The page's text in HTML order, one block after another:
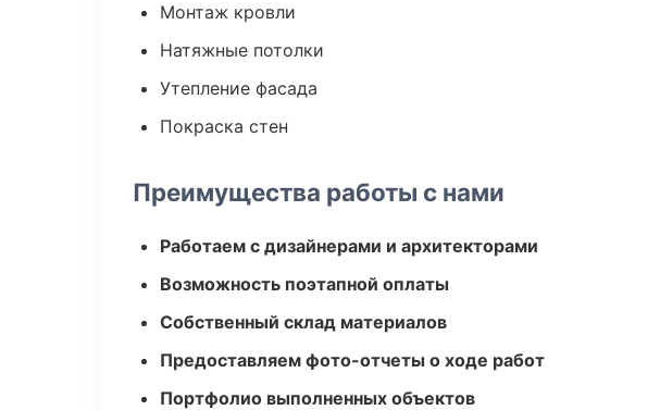
Монтаж кровли
Натяжные потолки
Утепление фасада
Покраска стен
Преимущества работы с нами
Работаем с дизайнерами и архитекторами
Возможность поэтапной оплаты
Собственный склад материалов
Предоставляем фото-отчеты о ходе работ
Портфолио выполненных объектов